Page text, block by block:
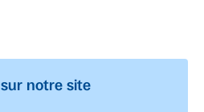
notre site